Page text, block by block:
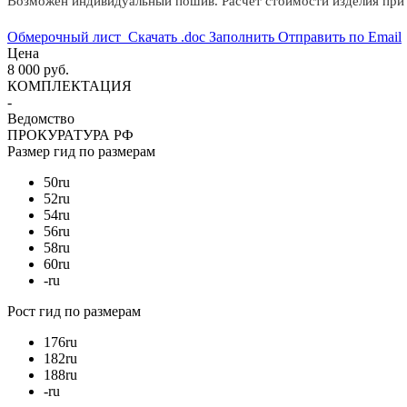
Обмерочный лист Скачать .doc Заполнить Отправить по Email
Цена
8 000 руб.
КОМПЛЕКТАЦИЯ
-
Ведомство
ПРОКУРАТУРА РФ
Размер гид по размерам
50ru
52ru
54ru
56ru
58ru
60ru
-ru
Рост гид по размерам
176ru
182ru
188ru
-ru